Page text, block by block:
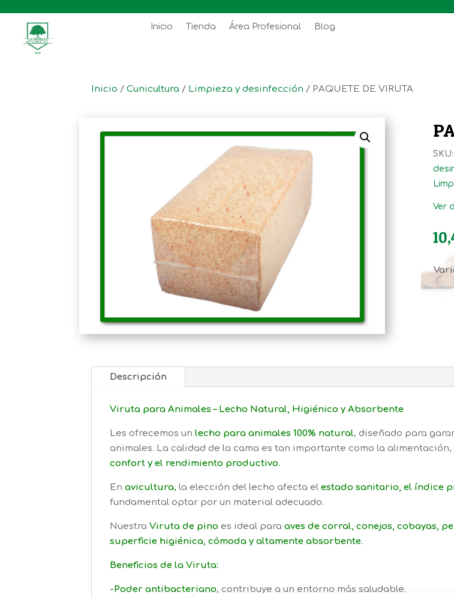
Inicio Tienda Área Profesional Blog
Inicio / Cunicultura / Limpieza y desinfección / PAQUETE DE VIRUTA
SKU:
Ver
Descripción
Viruta para Animales – Lecho Natural, Higiénico y Absorbente
Les ofrecemos un lecho para animales 100% natural, diseñado para
animales. La calidad de la cama es tan importante como la
confort y el rendimiento productivo.
En avicultura, la elección del lecho afecta el estado sanitario, el índice
fundamental optar por un material adecuado.
Nuestra Viruta de pino es ideal para aves de corral, conejos, cobayas,
superficie higiénica, cómoda y altamente absorbente.
Beneficios de la Viruta:
-Poder antibacteriano, contribuye a un entorno más saludable.